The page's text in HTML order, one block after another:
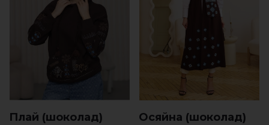
Плай (шоколад) Осяйна (шоколад)